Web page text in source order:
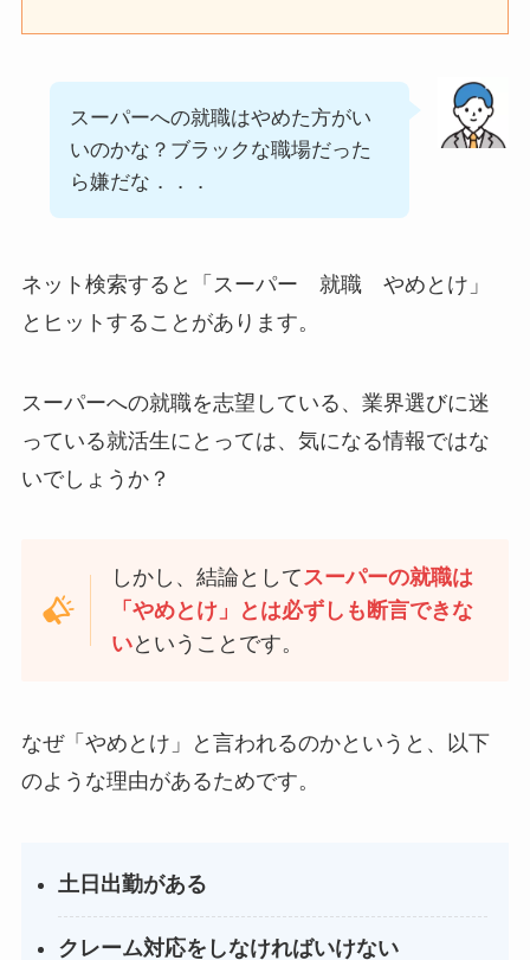
スーパーへの就職はやめた方がい
いのかな？ブラックな職場だった
ら嫌だな．．．
ネット検索すると
「スーパー 就職 やめとけ」
とヒットすることがあります。
スーパーへの就職を志望している、業界選びに迷
っている就活生にとっては、気になる情報ではな
いでしょうか？
しかし、結論としてスーパーの就職は
「やめとけ」とは必ずしも断言できな
いということです。
なぜ「やめとけ」と言われるのかというと、以下
のような理由があるためです。
土日出勤がある
クレーム対応をしなければいけない